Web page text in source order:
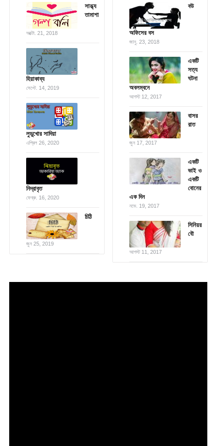
সান্ধ্য
তামাশা
অক্টো. 21, 2018
হিয়াকাব্য
সেপ্টে. 14, 2019
লুডুখোর সাদিয়া
এপ্রিল 26, 2020
নিদ্রাবৃত
ফেব্রু. 16, 2020
চিঠি
জুন 25, 2019
বউ
অফিসের বস
জানু. 23, 2018
একটি
সত্য
ঘটনা
অবলম্বনে
আগস্ট 12, 2017
বাসর
রাত
জুন 17, 2017
একটি
ভাই ও
একটি
বোনের
এক দিন
নভে. 19, 2017
সিনিয়র
বৌ
আগস্ট 11, 2017